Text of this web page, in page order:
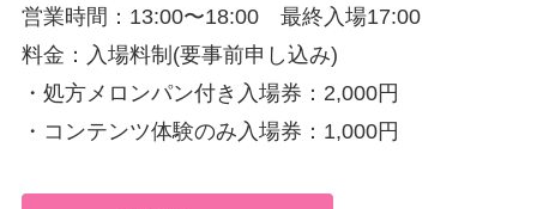
営業時間：13:00〜18:00 最終入場17:00
料金：入場料制(要事前申し込み)
・処方メロンパン付き入場券：2,000円
・コンテンツ体験のみ入場券：1,000円